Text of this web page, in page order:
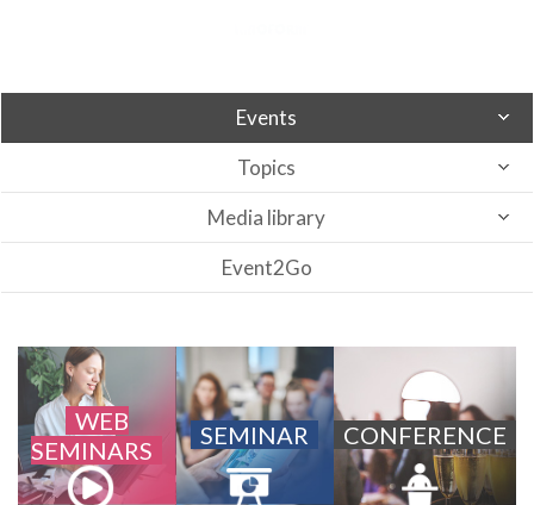
Events
Topics
Media library
Event2Go
WEB
SEMINARS
SEMINAR CONFERENCE